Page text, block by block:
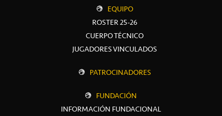
EQUIPO
ROSTER 25-26
CUERPO TÉCNICO
JUGADORES VINCULADOS
PATROCINADORES
FUNDACIÓN
INFORMACIÓN FUNDACIONAL